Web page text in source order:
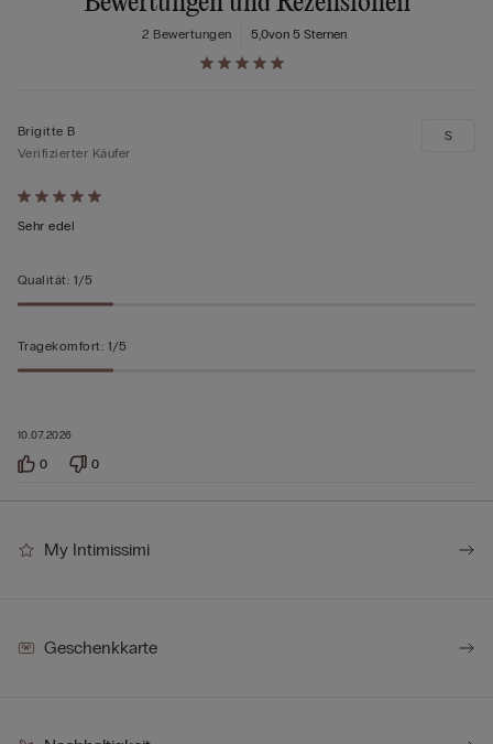
5,0von 5 Sternen
2 Bewertungen
Mit
5
5
bewertet
10.07.2026
Brigitte B
Verifizierter Käufer
Sehr edel
S
Qualität: 1/5
Tragekomfort: 1/5
0 0
My Intimissimi
Geschenkkarte